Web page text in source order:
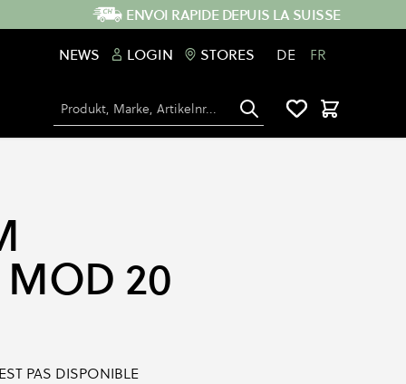
ENVOI RAPIDE DEPUIS LA SUISSE
NEWS
LOGIN STORES DE FR
Chercher Panier
20
PAS DISPONIBLE